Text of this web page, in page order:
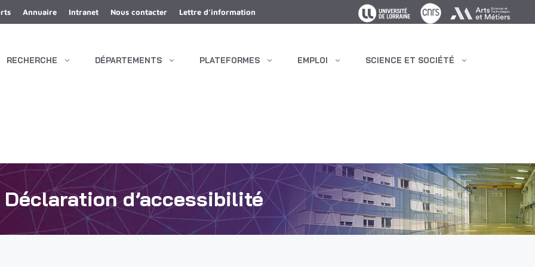
Annuaire Intranet Nous contacter Lettre d’information
RECHERCHE DÉPARTEMENTS PLATEFORMES EMPLOI SCIENCE ET SOCIÉTÉ
Déclaration d’accessibilité